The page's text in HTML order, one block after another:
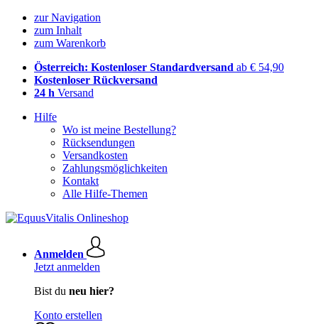
zur Navigation
zum Inhalt
zum Warenkorb
Österreich: Kostenloser Standardversand ab € 54,90
Kostenloser Rückversand
24 h Versand
Hilfe
Wo ist meine Bestellung?
Rücksendungen
Versandkosten
Zahlungsmöglichkeiten
Kontakt
Alle Hilfe-Themen
Anmelden
Jetzt anmelden
Bist du neu hier?
Konto erstellen